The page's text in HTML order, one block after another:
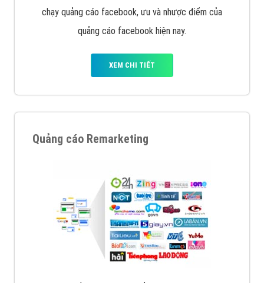
chạy quảng cáo facebook, ưu và nhược điểm của
quảng cáo facebook hiện nay.
XEM CHI TIẾT
Quảng cáo Remarketing